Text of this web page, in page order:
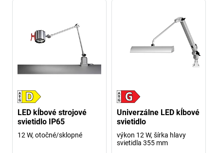
LED kĺbové strojové
svietidlo IP65
12 W, otočné/sklopné
Univerzálne LED kĺbové
svietidlo
výkon 12 W, šírka hlavy
svietidla 355 mm